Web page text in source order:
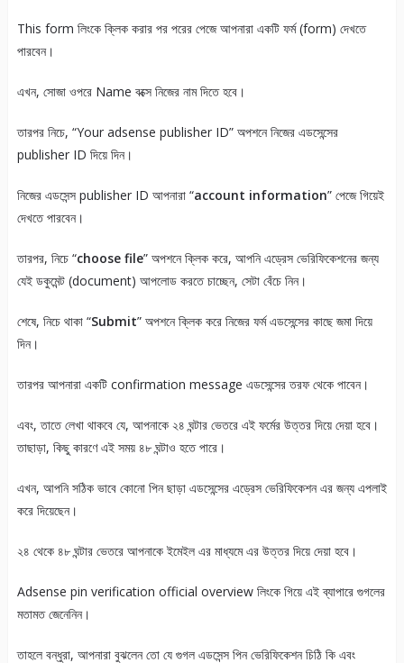
This form লিংকে ক্লিক করার পর পরের পেজে আপনারা একটি ফর্ম (form) দেখতে
পারবেন।
এখন, সোজা ওপরে Name বক্সে নিজের নাম দিতে হবে।
তারপর নিচে, “Your adsense publisher ID” অপশনে নিজের এডসেন্সের
publisher ID দিয়ে দিন।
নিজের এডসেন্স publisher ID আপনারা “account information” পেজে গিয়েই
দেখতে পারবেন।
তারপর, নিচে “choose file” অপশনে ক্লিক করে, আপনি এড্রেস ভেরিফিকেশনের জন্য
যেই ডকুমেন্ট (document) আপলোড করতে চাচ্ছেন, সেটা বেঁচে নিন।
শেষে, নিচে থাকা “Submit” অপশনে ক্লিক করে নিজের ফর্ম এডসেন্সের কাছে জমা দিয়ে
দিন।
তারপর আপনারা একটি confirmation message এডসেন্সের তরফ থেকে পাবেন।
এবং, তাতে লেখা থাকবে যে, আপনাকে ২৪ ঘন্টার ভেতরে এই ফর্মের উত্তর দিয়ে দেয়া হবে।
তাছাড়া, কিছু কারণে এই সময় ৪৮ ঘন্টাও হতে পারে।
এখন, আপনি সঠিক ভাবে কোনো পিন ছাড়া এডসেন্সের এড্রেস ভেরিফিকেশন এর জন্য এপলাই
করে দিয়েছেন।
২৪ থেকে ৪৮ ঘন্টার ভেতরে আপনাকে ইমেইল এর মাধ্যমে এর উত্তর দিয়ে দেয়া হবে।
Adsense pin verification official overview লিংকে গিয়ে এই ব্যাপারে গুগলের
মতামত জেনেনিন।
তাহলে বন্ধুরা, আপনারা বুঝলেন তো যে গুগল এডসেন্স পিন ভেরিফিকেশন চিঠি কি এবং